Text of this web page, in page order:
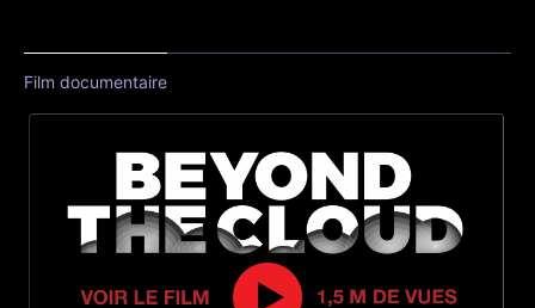
Film documentaire